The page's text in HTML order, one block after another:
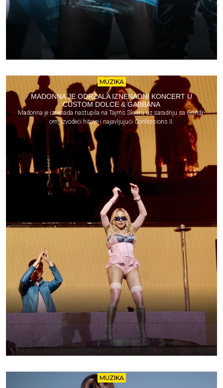
MUZIKA
MADONNA JE ODRŽALA IZNENADNI KONCERT U
CUSTOM DOLCE & GABBANA
Madonna je iznenada nastupila na Tajms Skveru uz saradnju sa Grindr-
om, izvodeći hitove i najavljujući Confessions II.
MUZIKA